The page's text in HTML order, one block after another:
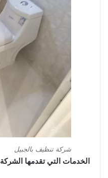
شركة تنظيف بالجبيل
الخدمات التي تقدمها الشركة